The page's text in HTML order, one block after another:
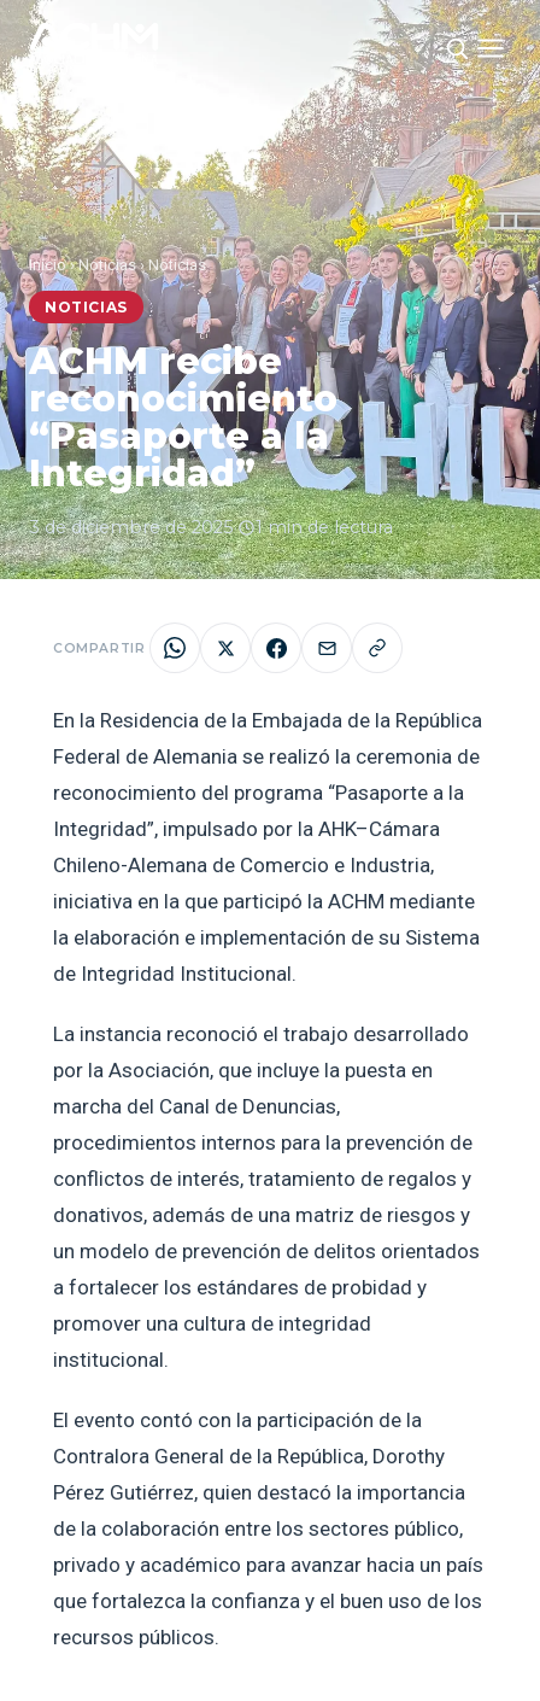
Inicio›Noticias›Noticias
NOTICIAS
ACHM recibe
reconocimiento
“Pasaporte a la
Integridad”
3 de diciembre de 2025· 1 min de lectura
COMPARTIR
En la Residencia de la Embajada de la República
Federal de Alemania se realizó la ceremonia de
reconocimiento del programa “Pasaporte a la
Integridad”, impulsado por la AHK–Cámara
Chileno-Alemana de Comercio e Industria,
iniciativa en la que participó la ACHM mediante
la elaboración e implementación de su Sistema
de Integridad Institucional.
La instancia reconoció el trabajo desarrollado
por la Asociación, que incluye la puesta en
marcha del Canal de Denuncias,
procedimientos internos para la prevención de
conflictos de interés, tratamiento de regalos y
donativos, además de una matriz de riesgos y
un modelo de prevención de delitos orientados
a fortalecer los estándares de probidad y
promover una cultura de integridad
institucional.
El evento contó con la participación de la
Contralora General de la República, Dorothy
Pérez Gutiérrez, quien destacó la importancia
de la colaboración entre los sectores público,
privado y académico para avanzar hacia un país
que fortalezca la confianza y el buen uso de los
recursos públicos.